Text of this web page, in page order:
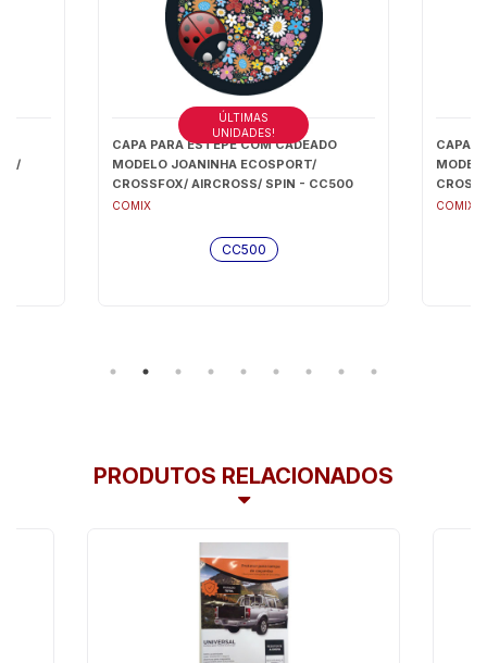
CAPA PARA ESTEPE COM CADEADO
MODELO JOANINHA ECOSPORT/
CROSSFOX/ AIRCROSS/ SPIN - CC500
COMIX
ÚLTIMAS
UNIDADES!
CC500
CAPA
COMIX
PRODUTOS RELACIONADOS